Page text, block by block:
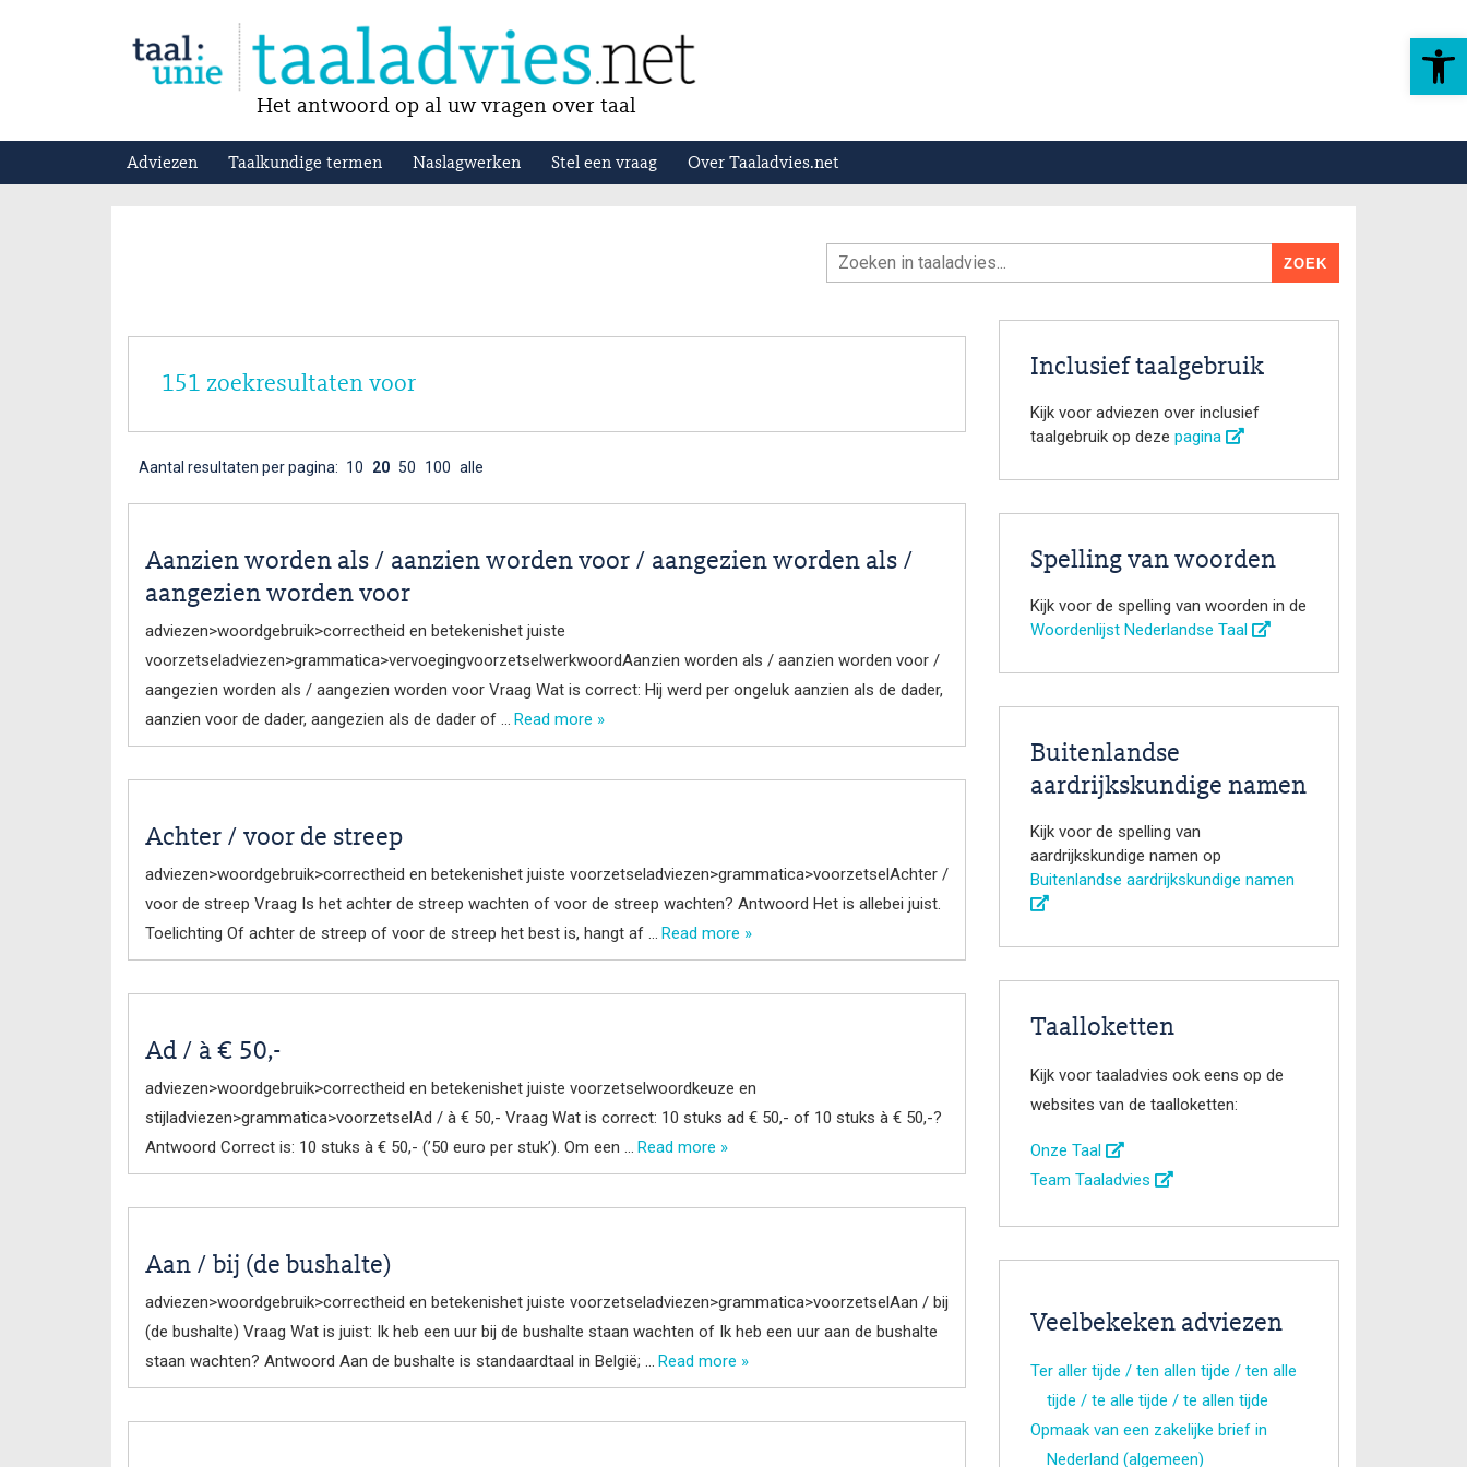
Toolbar openen
Het antwoord op al uw vragen over taal
Adviezen Taalkundige termen Naslagwerken Stel een vraag Over Taaladvies.net
151 zoekresultaten voor
Aantal resultaten per pagina: 10 20 50 100 alle
Aanzien worden als / aanzien worden voor / aangezien worden als /
aangezien worden voor
adviezen>woordgebruik>correctheid en betekenishet juiste
voorzetseladviezen>grammatica>vervoegingvoorzetselwerkwoordAanzien worden als / aanzien worden voor /
aangezien worden als / aangezien worden voor Vraag Wat is correct: Hij werd per ongeluk aanzien als de dader,
aanzien voor de dader, aangezien als de dader of … Read more »
Achter / voor de streep
adviezen>woordgebruik>correctheid en betekenishet juiste voorzetseladviezen>grammatica>voorzetselAchter /
voor de streep Vraag Is het achter de streep wachten of voor de streep wachten? Antwoord Het is allebei juist.
Toelichting Of achter de streep of voor de streep het best is, hangt af … Read more »
Ad / à € 50,-
adviezen>woordgebruik>correctheid en betekenishet juiste voorzetselwoordkeuze en
stijladviezen>grammatica>voorzetselAd / à € 50,- Vraag Wat is correct: 10 stuks ad € 50,- of 10 stuks à € 50,-?
Antwoord Correct is: 10 stuks à € 50,- (’50 euro per stuk’). Om een … Read more »
Aan / bij (de bushalte)
adviezen>woordgebruik>correctheid en betekenishet juiste voorzetseladviezen>grammatica>voorzetselAan / bij
(de bushalte) Vraag Wat is juist: Ik heb een uur bij de bushalte staan wachten of Ik heb een uur aan de bushalte
staan wachten? Antwoord Aan de bushalte is standaardtaal in België; … Read more »
Inclusief taalgebruik
Kijk voor adviezen over inclusief
taalgebruik op deze pagina
Spelling van woorden
Kijk voor de spelling van woorden in de
Woordenlijst Nederlandse Taal
Buitenlandse
aardrijkskundige namen
Kijk voor de spelling van
aardrijkskundige namen op
Buitenlandse aardrijkskundige namen
Taalloketten
Kijk voor taaladvies ook eens op de
websites van de taalloketten:
Onze Taal
Team Taaladvies
Veelbekeken adviezen
Ter aller tijde / ten allen tijde / ten alle
tijde / te alle tijde / te allen tijde
Opmaak van een zakelijke brief in
Nederland (algemeen)